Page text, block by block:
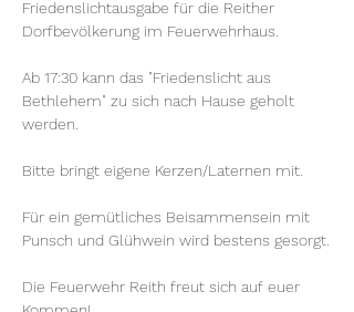
Friedenslichtausgabe für die Reither
Dorfbevölkerung im Feuerwehrhaus.
Ab 17:30 kann das "Friedenslicht aus
Bethlehem" zu sich nach Hause geholt
werden.
Bitte bringt eigene Kerzen/Laternen mit.
Für ein gemütliches Beisammensein mit
Punsch und Glühwein wird bestens gesorgt.
Die Feuerwehr Reith freut sich auf euer